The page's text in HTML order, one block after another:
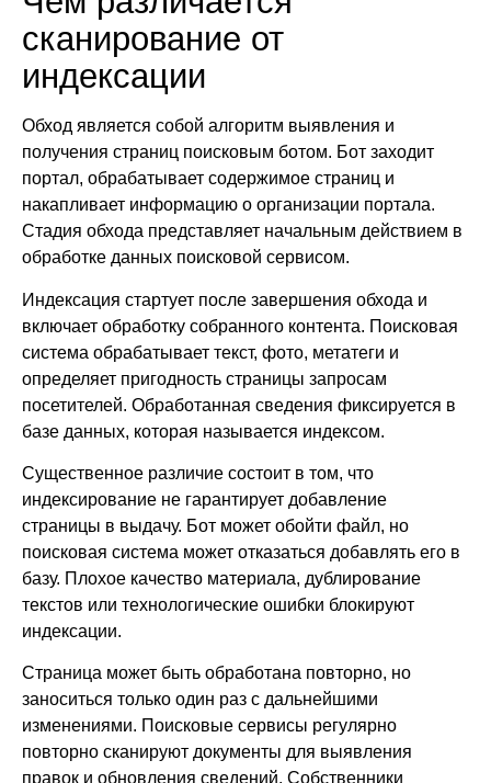
сканирование от
индексации
Обход является собой алгоритм выявления и
получения страниц поисковым ботом. Бот заходит
портал, обрабатывает содержимое страниц и
накапливает информацию о организации портала.
Стадия обхода представляет начальным действием в
обработке данных поисковой сервисом.
Индексация стартует после завершения обхода и
включает обработку собранного контента. Поисковая
система обрабатывает текст, фото, метатеги и
определяет пригодность страницы запросам
посетителей. Обработанная сведения фиксируется в
базе данных, которая называется индексом.
Существенное различие состоит в том, что
индексирование не гарантирует добавление
страницы в выдачу. Бот может обойти файл, но
поисковая система может отказаться добавлять его в
базу. Плохое качество материала, дублирование
текстов или технологические ошибки блокируют
индексации.
Страница может быть обработана повторно, но
заноситься только один раз с дальнейшими
изменениями. Поисковые сервисы регулярно
повторно сканируют документы для выявления
правок и обновления сведений. Собственники